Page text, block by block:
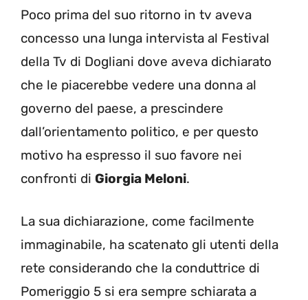
Poco prima del suo ritorno in tv aveva
concesso una lunga intervista al Festival
della Tv di Dogliani dove aveva dichiarato
che le piacerebbe vedere una donna al
governo del paese, a prescindere
dall’orientamento politico, e per questo
motivo ha espresso il suo favore nei
confronti di Giorgia Meloni.
La sua dichiarazione, come facilmente
immaginabile, ha scatenato gli utenti della
rete considerando che la conduttrice di
Pomeriggio 5 si era sempre schiarata a